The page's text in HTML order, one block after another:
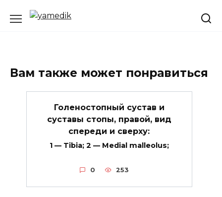
Вам также может понравиться
Голеностопный сустав и
суставы стопы, правой, вид
спереди и сверху:
1 — Tibia; 2 — Medial malleolus;
0 253